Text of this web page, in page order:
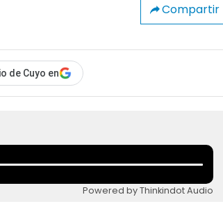
Compartir
de Cuyo en
Powered by Thinkindot Audio